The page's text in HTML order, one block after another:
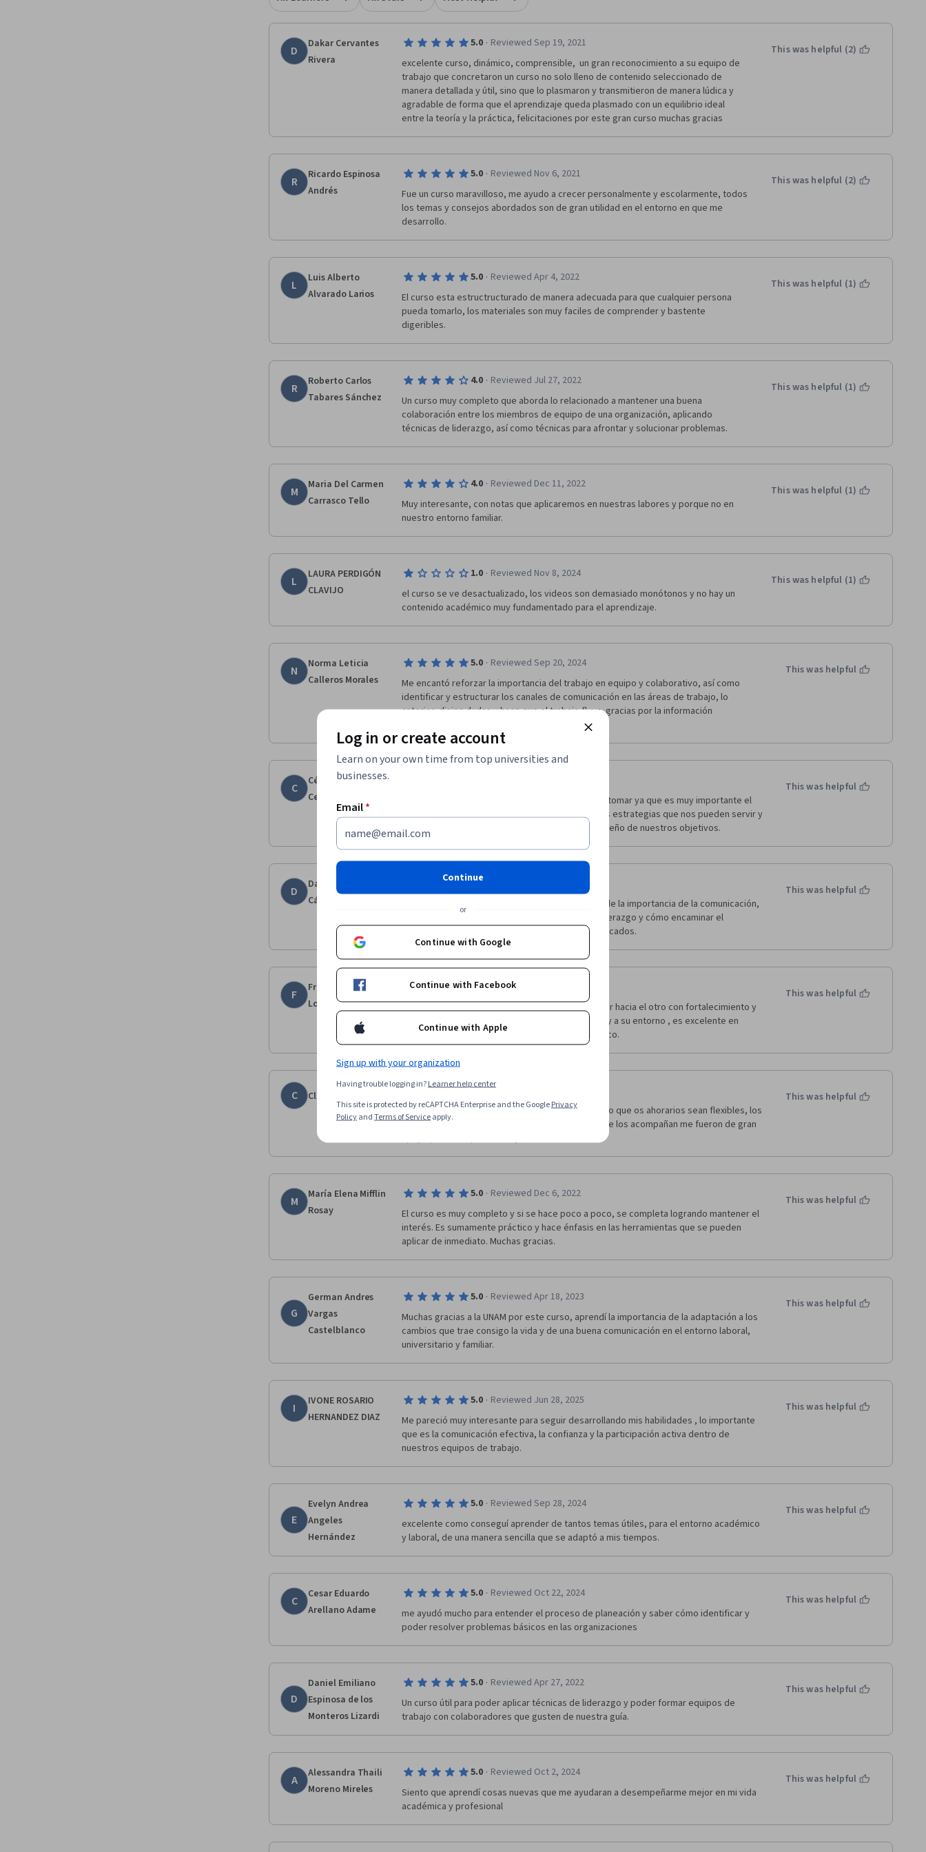
D
Dakar Cervantes
Rivera
5.0 · Reviewed Sep 19, 2021
excelente curso, dinámico, comprensible,  un gran reconocimiento a su equipo de
trabajo que concretaron un curso no solo lleno de contenido seleccionado de
manera detallada y útil, sino que lo plasmaron y transmitieron de manera lúdica y
agradable de forma que el aprendizaje queda plasmado con un equilibrio ideal
entre la teoría y la práctica, felicitaciones por este gran curso muchas gracias
This was helpful (2)
R
Ricardo Espinosa
Andrés
5.0 · Reviewed Nov 6, 2021
Fue un curso maravilloso, me ayudo a crecer personalmente y escolarmente, todos
los temas y consejos abordados son de gran utilidad en el entorno en que me
desarrollo.
This was helpful (2)
L
Luis Alberto
Alvarado Larios
5.0 · Reviewed Apr 4, 2022
El curso esta estructructurado de manera adecuada para que cualquier persona
pueda tomarlo, los materiales son muy faciles de comprender y bastente
digeribles.
This was helpful (1)
R
Roberto Carlos
Tabares Sánchez
4.0 · Reviewed Jul 27, 2022
Un curso muy completo que aborda lo relacionado a mantener una buena
colaboración entre los miembros de equipo de una organización, aplicando
técnicas de liderazgo, así como técnicas para afrontar y solucionar problemas.
This was helpful (1)
M
Maria Del Carmen
Carrasco Tello
4.0 · Reviewed Dec 11, 2022
Muy interesante, con notas que aplicaremos en nuestras labores y porque no en
nuestro entorno familiar.
This was helpful (1)
L
LAURA PERDIGÓN
CLAVIJO
1.0 · Reviewed Nov 8, 2024
el curso se ve desactualizado, los videos son demasiado monótonos y no hay un
contenido académico muy fundamentado para el aprendizaje.
This was helpful (1)
N
Norma Leticia
Calleros Morales
5.0 · Reviewed Sep 20, 2024
Me encantó reforzar la importancia del trabajo en equipo y colaborativo, así como
identificar y estructurar los canales de comunicación en las áreas de trabajo, lo
anterior, disipa dudas y hace que el trabajo fluya. gracias por la información
This was helpful
C
César David
Cedillo León
Me parece es un curos que todos deberíamos de tomar ya que es muy importante el
saber como trabajar en equipo y conocer diversas estrategias que nos pueden servir y
que podemos implementar para un mejor desempeño de nuestros objetivos.
This was helpful
D
Daniel Cuatepotzo
Cárdenas
5.0
Es un curso que te ayudará a ser mas consciente de la importancia de la comunicación,
el uso correcto del lenguaje, la importancia del liderazgo y cómo encaminar el
esfuerzo individual-colectivo hacía los fines planificados.
This was helpful
F
Francy Rocio
Lozano Robayo
5.0 · Reviewed Jun 19, 2023
La colaboración dinámica es una forma de expresar hacia el otro con fortalecimiento y
la vedad aprende a tener ética ante usted mismo y a su entorno , es excelente en
donde aprendes a expresar con vocabulario técnico.
This was helpful
C Claudia Martínez 5.0 · Reviewed Apr 4, 2023
Me gustó mucho, es facil de entender, y agradezco que os ahorarios sean flexibles, los
video son  bueno, personbalmente las lecturas que los acompañan me fueron de gran
This was helpful
M
María Elena Mifflin
Rosay
5.0 · Reviewed Dec 6, 2022
El curso es muy completo y si se hace poco a poco, se completa logrando mantener el
interés. Es sumamente práctico y hace énfasis en las herramientas que se pueden
aplicar de inmediato. Muchas gracias.
This was helpful
G
German Andres
Vargas
Castelblanco
5.0 · Reviewed Apr 18, 2023
Muchas gracias a la UNAM por este curso, aprendí la importancia de la adaptación a los
cambios que trae consigo la vida y de una buena comunicación en el entorno laboral,
universitario y familiar.
This was helpful
I
IVONE ROSARIO
HERNANDEZ DIAZ
5.0 · Reviewed Jun 28, 2025
Me pareció muy interesante para seguir desarrollando mis habilidades , lo importante
que es la comunicación efectiva, la confianza y la participación activa dentro de
nuestros equipos de trabajo.
This was helpful
E
Evelyn Andrea
Angeles
Hernández
5.0 · Reviewed Sep 28, 2024
excelente como conseguí aprender de tantos temas útiles, para el entorno académico
y laboral, de una manera sencilla que se adaptó a mis tiempos.
This was helpful
C
Cesar Eduardo
Arellano Adame
5.0 · Reviewed Oct 22, 2024
me ayudó mucho para entender el proceso de planeación y saber cómo identificar y
poder resolver problemas básicos en las organizaciones
This was helpful
D
Daniel Emiliano
Espinosa de los
Monteros Lizardi
5.0 · Reviewed Apr 27, 2022
Un curso útil para poder aplicar técnicas de liderazgo y poder formar equipos de
trabajo con colaboradores que gusten de nuestra guía.
This was helpful
A
Alessandra Thaili
Moreno Mireles
5.0 · Reviewed Oct 2, 2024
Siento que aprendí cosas nuevas que me ayudaran a desempeñarme mejor en mi vida
académica y profesional
This was helpful
Log in or create account
Learn on your own time from top universities and
businesses.
Email*
Continue
or
Continue with Google
Continue with Facebook
Continue with Apple
Sign up with your organization
Having trouble logging in?Learner help center
This site is protected by reCAPTCHA Enterprise and the GooglePrivacy
PolicyandTerms of Serviceapply.